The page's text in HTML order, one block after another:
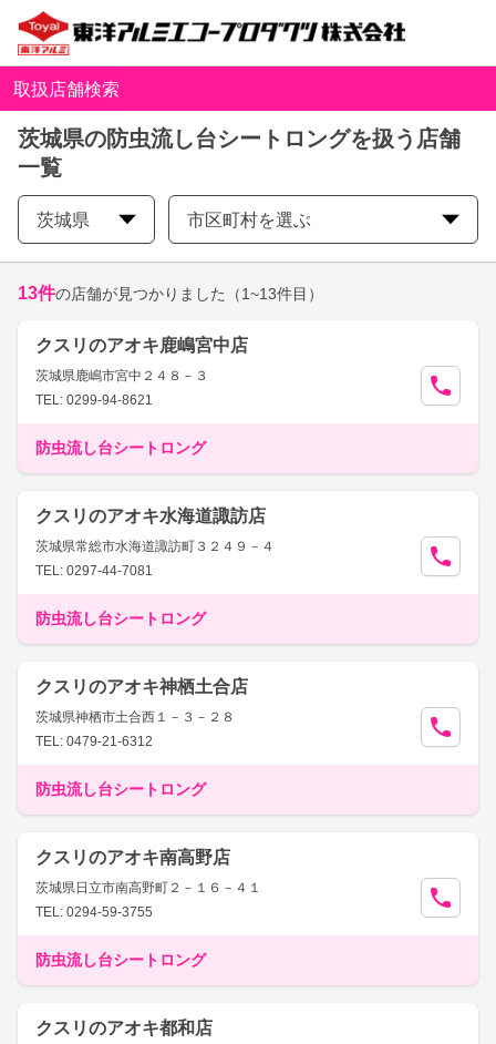
取扱店舗検索
茨城県の防虫流し台シートロングを扱う店舗
一覧
茨城県 市区町村を選ぶ
13件の店舗が見つかりました （1~13件目）
クスリのアオキ鹿嶋宮中店
茨城県鹿嶋市宮中２４８－３
TEL: 0299-94-8621
防虫流し台シートロング
クスリのアオキ水海道諏訪店
茨城県常総市水海道諏訪町３２４９－４
TEL: 0297-44-7081
防虫流し台シートロング
クスリのアオキ神栖土合店
茨城県神栖市土合西１－３－２８
TEL: 0479-21-6312
防虫流し台シートロング
クスリのアオキ南高野店
茨城県日立市南高野町２－１６－４１
TEL: 0294-59-3755
防虫流し台シートロング
クスリのアオキ都和店